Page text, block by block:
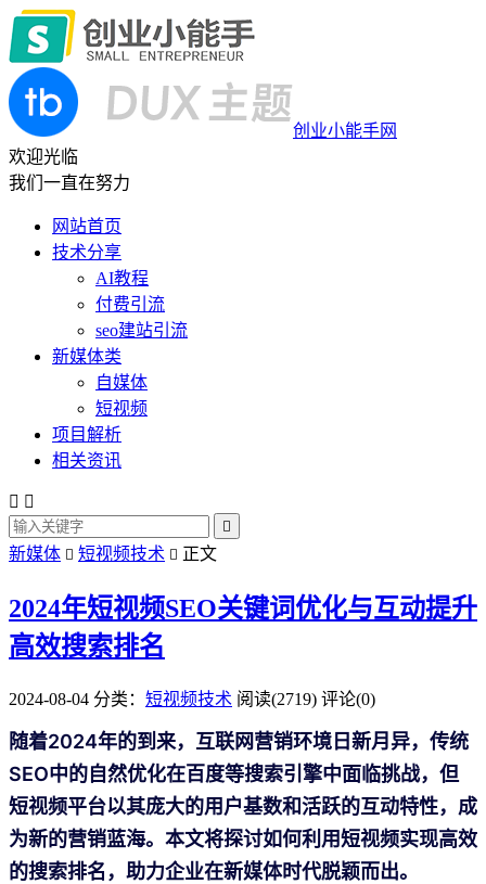
创业小能手网
欢迎光临
我们一直在努力
网站首页
技术分享
AI教程
付费引流
seo建站引流
新媒体类
自媒体
短视频
项目解析
相关资讯
 

新媒体  短视频技术  正文
2024年短视频SEO关键词优化与互动提升
高效搜索排名
2024-08-04 分类： 短视频技术 阅读(2719) 评论(0)
随着2024年的到来，互联网营销环境日新月异，传统
SEO中的自然优化在百度等搜索引擎中面临挑战，但
短视频平台以其庞大的用户基数和活跃的互动特性，成
为新的营销蓝海。本文将探讨如何利用短视频实现高效
的搜索排名，助力企业在新媒体时代脱颖而出。